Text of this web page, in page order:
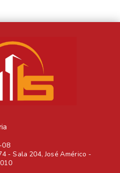
08
- Sala 204, José Américo -